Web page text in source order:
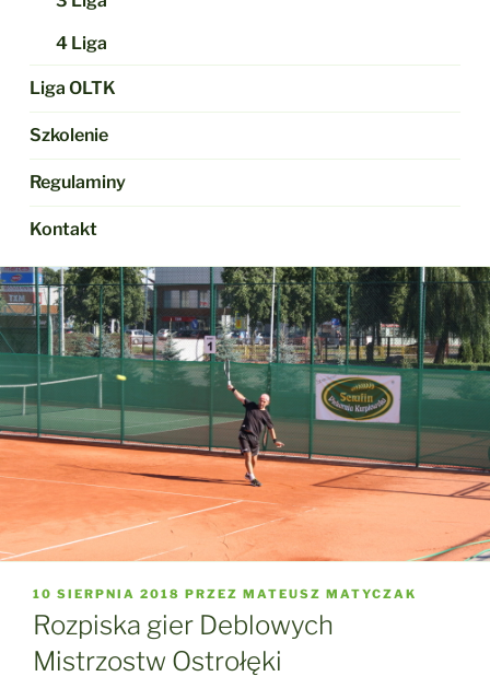
4 Liga
Liga OLTK
Szkolenie
Regulaminy
Kontakt
OPUBLIKOWANE
W
10 SIERPNIA 2018 PRZEZ MATEUSZ MATYCZAK
Rozpiska gier Deblowych
Mistrzostw Ostrołęki